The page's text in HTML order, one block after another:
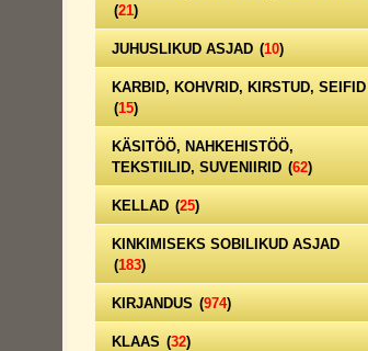
(21)
JUHUSLIKUD ASJAD (10)
KARBID, KOHVRID, KIRSTUD, SEIFID
(15)
KÄSITÖÖ, NAHKEHISTÖÖ,
TEKSTIILID, SUVENIIRID (62)
KELLAD (25)
KINKIMISEKS SOBILIKUD ASJAD
(183)
KIRJANDUS (974)
KLAAS (32)